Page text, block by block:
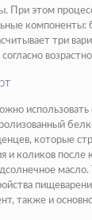
При этом
компоненты:
три
которые
и коликов
масло.
также и